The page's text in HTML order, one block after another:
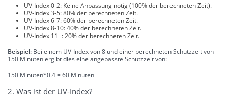
UV-Index 0-2: Keine Anpassung nötig (100% der berechneten Zeit).
UV-Index 3-5: 80% der berechneten Zeit.
UV-Index 6-7: 60% der berechneten Zeit.
UV-Index 8-10: 40% der berechneten Zeit.
UV-Index 11+: 20% der berechneten Zeit.
Beispiel: Bei einem UV-Index von 8 und einer berechneten Schutzzeit von
150 Minuten ergibt dies eine angepasste Schutzzeit von:
150 Minuten*0.4 = 60 Minuten
2. Was ist der UV-Index?